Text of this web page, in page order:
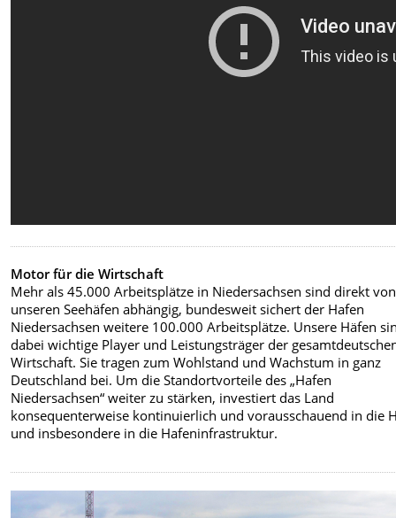
Motor für die Wirtschaft
Mehr als 45.000 Arbeitsplätze in Niedersachsen sind direkt von
unseren Seehäfen abhängig, bundesweit sichert der Hafen
Niedersachsen weitere 100.000 Arbeitsplätze. Unsere Häfen
dabei wichtige Player und Leistungsträger der
Wirtschaft. Sie tragen zum Wohlstand und Wachstum in ganz
Deutschland bei. Um die Standortvorteile des „Hafen
Niedersachsen“ weiter zu stärken, investiert das Land
konsequenterweise kontinuierlich und vorausschauend in die
und insbesondere in die Hafeninfrastruktur.